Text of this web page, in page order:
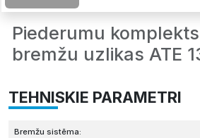
Piederumu
bremžu uzlikas ATE
TEHNISKIE PARAMETRI
Bremžu sistēma: